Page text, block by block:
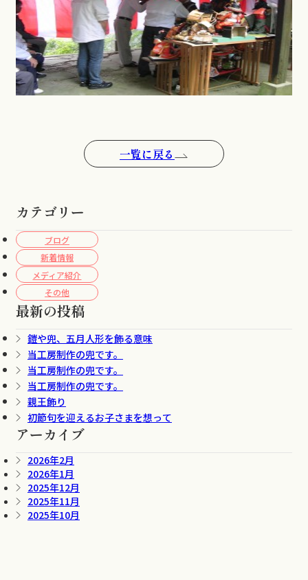
カテゴリー
ブログ
新着情報
メディア紹介
その他
最新の投稿
鎧や兜、五月人形を飾る意味
当工房制作の兜です。
当工房制作の兜です。
当工房制作の兜です。
親王飾り
初節句を迎えるお子さまを想って
アーカイブ
2026年2月
2026年1月
2025年12月
2025年11月
2025年10月
一覧に戻る